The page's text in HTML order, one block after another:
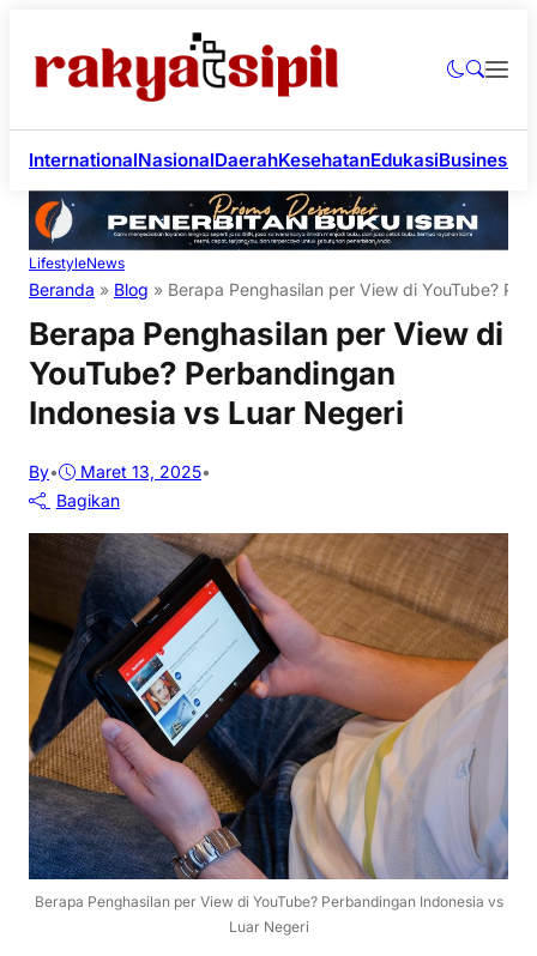
InternationalNasionalDaerahKesehatanEdukasiBusiness
LifestyleNews
Beranda » Blog » Berapa Penghasilan per View di YouTube?
Berapa Penghasilan per View di
YouTube? Perbandingan
Indonesia vs Luar Negeri
By• Maret 13, 2025•
Bagikan
Berapa Penghasilan per View di YouTube? Perbandingan Indonesia vs
Luar Negeri